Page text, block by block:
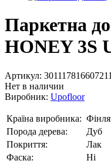
Паркетна
HONEY 3S
Артикул:
Нет в наличии
Виробник: Upofloor
Країна виробника:
Порода дерева:
Дуб
Покриття:
Лак
Фаска:
Ні